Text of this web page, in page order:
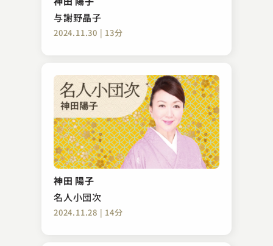
与謝野晶子
2024.11.30 | 13分
神田 陽子
名人小団次
2024.11.28 | 14分